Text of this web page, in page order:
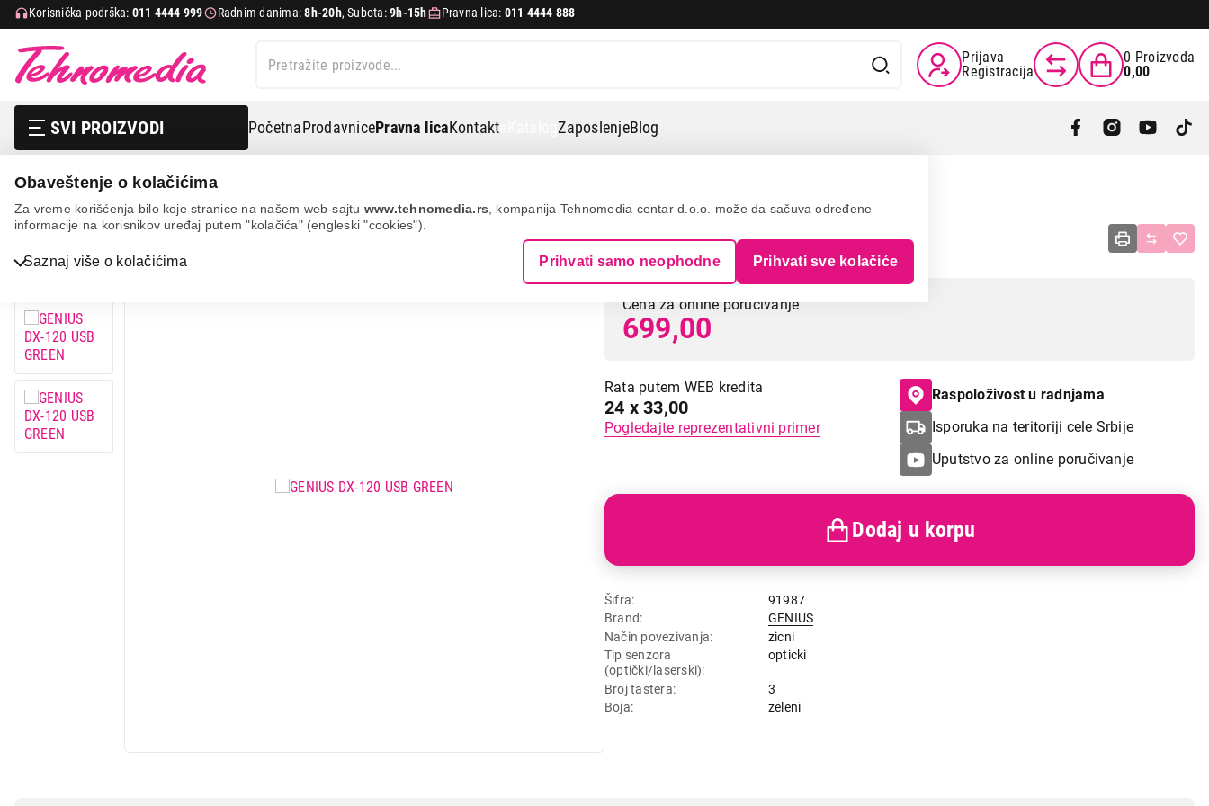
Obaveštenje o kolačićima
Za vreme korišćenja bilo koje stranice na našem web-sajtu www.tehnomedia.rs , kompanija Tehnomedia centar d.o.o. može da sačuva određene
informacije na korisnikov uređaj putem "kolačića" (engleski "cookies").
Saznaj više o kolačićima Prihvati samo neophodne Prihvati sve kolačiće
Korisnička podrška: 011 4444 999 Radnim danima:8h-20h, Subota:9h-15h Pravna lica: 011 4444 888
Prijava
Registracija
0 Proizvoda
0,00
SVI PROIZVODI PočetnaProdavnicePravna licaKontakt eKatalogZaposlenjeBlog
Bela tehnika
IT & Gaming
Mobilni telefoni i tableti
Mali kućni aparati
Mali kuhinjski aparati
Grejanje i hlađenje
It & gaming Periferije
GENIUS DX-120 USB GREEN
Cena za online poručivanje
699,00
Rata putem WEB kredita
24 x 33,00
Pogledajte reprezentativni primer
Raspoloživost u radnjama
Isporuka na teritoriji cele Srbije
Uputstvo za online poručivanje
Šifra
91987
Brand
GENIUS
Način povezivanja
zicni
Tip senzora
(optički/laserski)
opticki
Broj tastera
3
Boja
zeleni
Dodaj u korpu